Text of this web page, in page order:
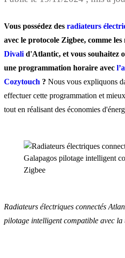
Pourquoi
Quels
chauffe
Vous possédez des radiateurs
avec le protocole Zigbee, comme les
Divali d'Atlantic, et vous souhaitez
une programmation horaire avec
Cozytouch ? Nous vous expliquons
effectuer cette programmation et
tout en réalisant des économies
Radiateurs électriques connectés
pilotage intelligent compatible avec la